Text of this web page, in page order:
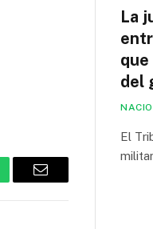
Email
La
que
del
El